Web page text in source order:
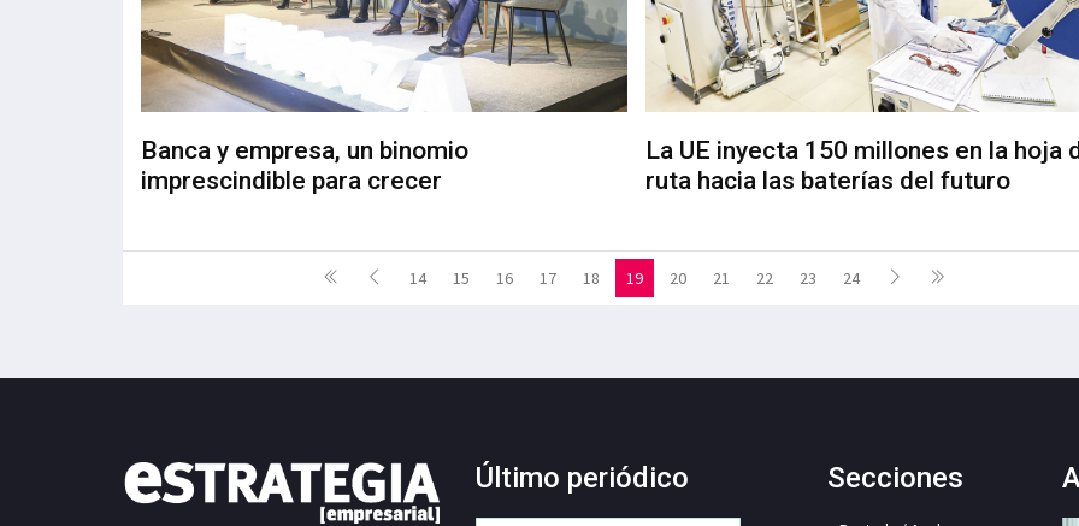
Banca y empresa, un binomio
imprescindible para crecer
La UE inyecta 150 millones en la hoja
ruta hacia las baterías del futuro
14 15 16 17 18 19 20 21 22 23 24
Último periódico Secciones